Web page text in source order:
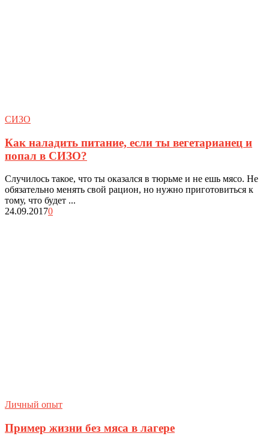
СИЗО
Как наладить питание, если ты вегетарианец и
попал в СИЗО?
Случилось такое, что ты оказался в тюрьме и не ешь мясо. Не
обязательно менять свой рацион, но нужно приготовиться к
тому, что будет ...
24.09.20170
Личный опыт
Пример жизни без мяса в лагере